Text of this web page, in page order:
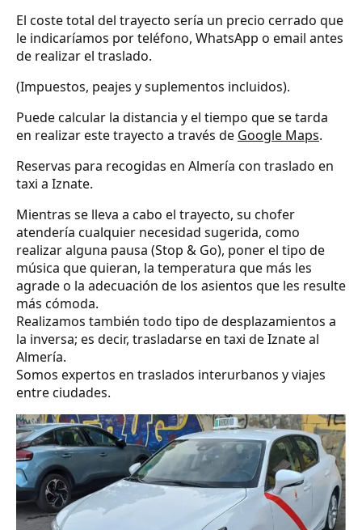
El coste total del trayecto sería un precio cerrado que
le indicaríamos por teléfono, WhatsApp o email antes
de realizar el traslado.
(Impuestos, peajes y suplementos incluidos).
Puede calcular la distancia y el tiempo que se tarda
en realizar este trayecto a través de Google Maps.
Reservas para recogidas en Almería con traslado en
taxi a Iznate.
Mientras se lleva a cabo el trayecto, su chofer
atendería cualquier necesidad sugerida, como
realizar alguna pausa (Stop & Go), poner el tipo de
música que quieran, la temperatura que más les
agrade o la adecuación de los asientos que les resulte
más cómoda.
Realizamos también todo tipo de desplazamientos a
la inversa; es decir, trasladarse en taxi de Iznate al
Almería.
Somos expertos en traslados interurbanos y viajes
entre ciudades.